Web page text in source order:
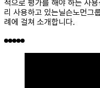
적으로 평가를 해야 하는 사
리 사용하고 있는닐슨노먼그
례에 걸쳐 소개합니다.